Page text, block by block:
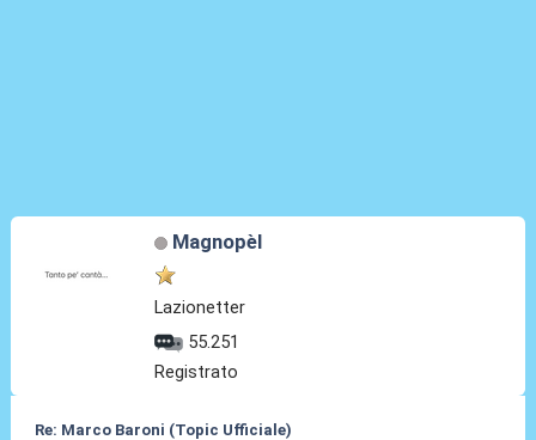
Magnopèl
Lazionetter
55.251
Registrato
Re: Marco Baroni (Topic Ufficiale)